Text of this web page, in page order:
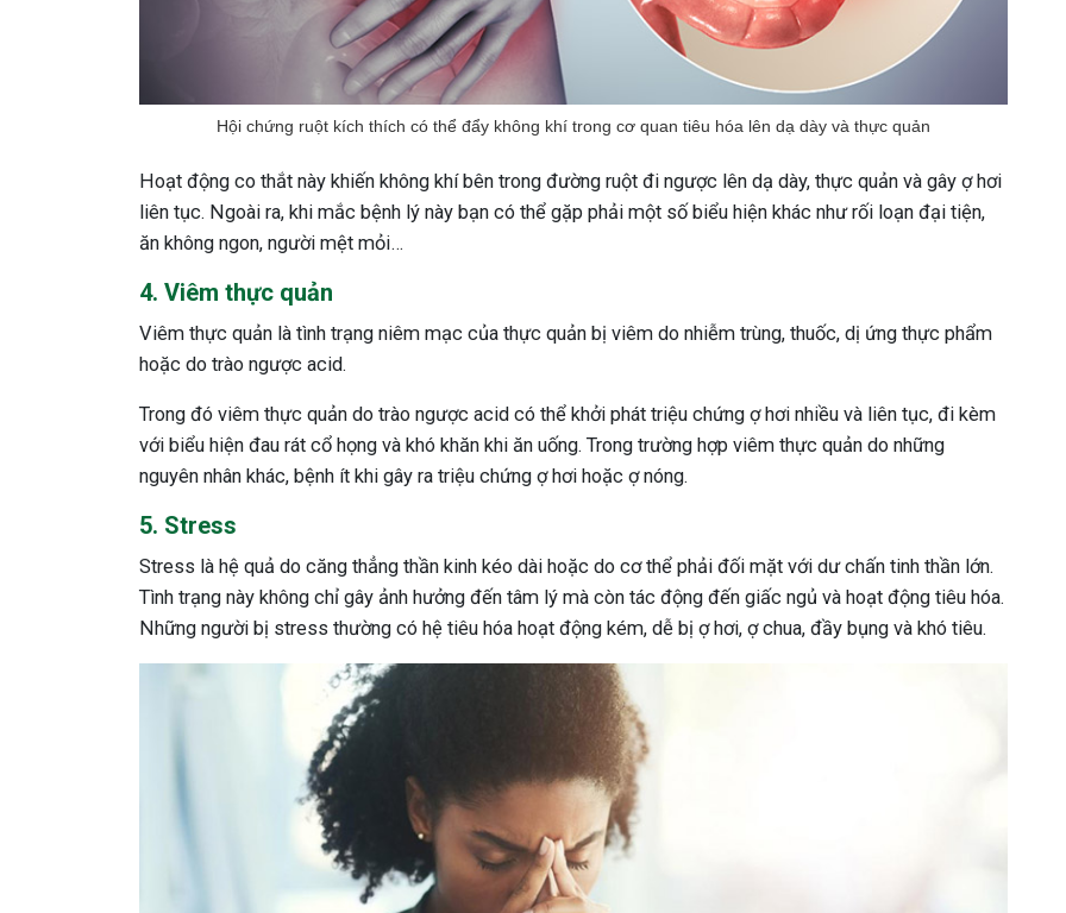
Hội chứng ruột kích thích có thể đẩy không khí trong cơ quan tiêu hóa lên dạ dày và thực quản
Hoạt động co thắt này khiến không khí bên trong đường ruột đi ngược lên dạ dày, thực quản và gây ợ hơi
liên tục. Ngoài ra, khi mắc bệnh lý này bạn có thể gặp phải một số biểu hiện khác như rối loạn đại tiện,
ăn không ngon, người mệt mỏi…
4. Viêm thực quản
Viêm thực quản là tình trạng niêm mạc của thực quản bị viêm do nhiễm trùng, thuốc, dị ứng thực phẩm
hoặc do trào ngược acid.
Trong đó viêm thực quản do trào ngược acid có thể khởi phát triệu chứng ợ hơi nhiều và liên tục, đi kèm
với biểu hiện đau rát cổ họng và khó khăn khi ăn uống. Trong trường hợp viêm thực quản do những
nguyên nhân khác, bệnh ít khi gây ra triệu chứng ợ hơi hoặc ợ nóng.
5. Stress
Stress là hệ quả do căng thẳng thần kinh kéo dài hoặc do cơ thể phải đối mặt với dư chấn tinh thần lớn.
Tình trạng này không chỉ gây ảnh hưởng đến tâm lý mà còn tác động đến giấc ngủ và hoạt động tiêu hóa.
Những người bị stress thường có hệ tiêu hóa hoạt động kém, dễ bị ợ hơi, ợ chua, đầy bụng và khó tiêu.